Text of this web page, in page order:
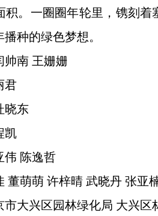
积。一圈圈年轮里，镌刻
种的绿色梦想。
帅南 王姗姗
君
晓东
凯
伟 陈逸哲
董萌萌 许梓晴 武晓丹 张亚
市大兴区园林绿化局 大兴区